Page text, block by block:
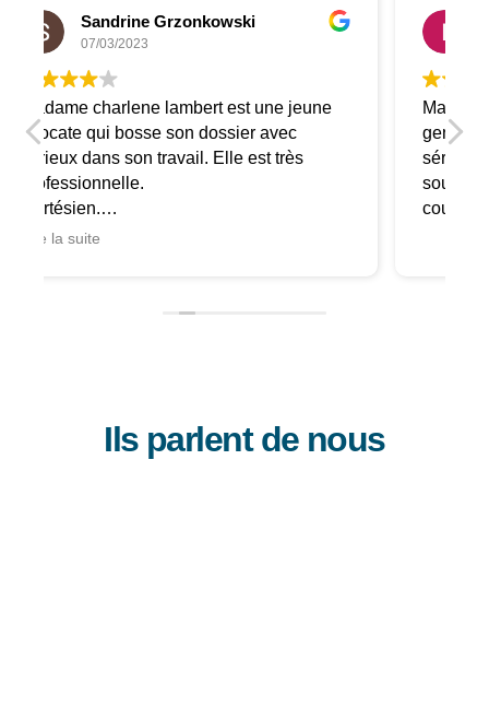
jeune
Imad El mainy
Madame Charlenne est une personne très
gentille et à l’écoute de la personne
sérieuse dans son travail. Je vous
souhaite tout le bonheur du monde. Bon
Ils parlent de nous